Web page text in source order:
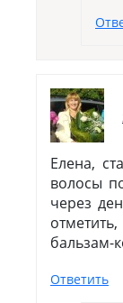
Елена,
волосы
через
бальзам-
Ответить